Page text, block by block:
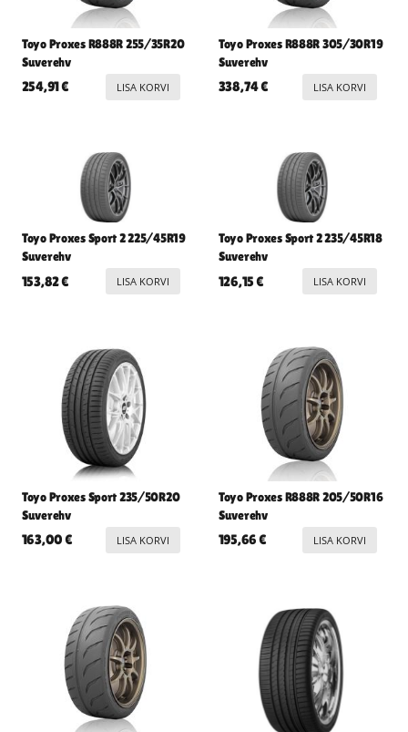
Toyo Proxes R888R 255/35R20
Suverehv
254,91€ LISA KORVI
Toyo Proxes R888R 305/30R19
Suverehv
338,74€ LISA KORVI
Toyo Proxes Sport 2 225/45R19
Suverehv
153,82€ LISA KORVI
Toyo Proxes Sport 2 235/45R18
Suverehv
126,15€ LISA KORVI
Toyo Proxes Sport 235/50R20
Suverehv
163,00€ LISA KORVI
Toyo Proxes R888R 205/50R16
Suverehv
195,66€ LISA KORVI